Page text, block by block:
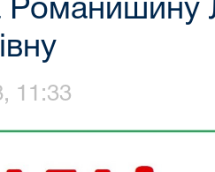
11:33